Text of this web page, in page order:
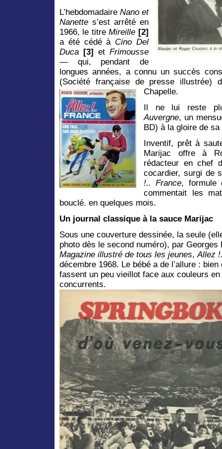
L’hebdomadaire Nano et
Nanette s’est arrêté en
1966, le titreMireille [2]
a été cédé à Cino Del
Duca [3] et Frimousse
— qui, pendant de
longues années, a connu un succès
(Société française de presse illustrée)
Chapelle.
Il ne lui reste
Auvergne, un
BD) à la gloire de
Inventif, prêt à
Marijac offre à
rédacteur en chef
cocardier, surgi de
!.. France, formule
commentait les
bouclé. en quelques mois.
Un journal classique à la sauce Marijac
Sous une couverture dessinée, la seule
photo dès le second numéro), par
Magazine illustré de tous les jeunes,Allez
décembre 1968. Le bébé a de l’allure :
fassent un peu vieillot face aux couleurs
concurrents.